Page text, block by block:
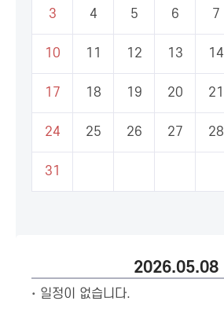
3 4 5 6 7
10 11 12 13 14
17 18 19 20 21
24 25 26 27 28
31
2026.05.08
일정이 없습니다.